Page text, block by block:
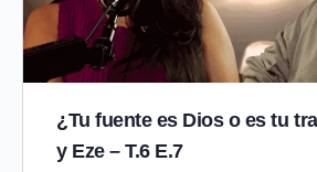
¿Tu fuente es Dios o es tu
y Eze – T.6 E.7